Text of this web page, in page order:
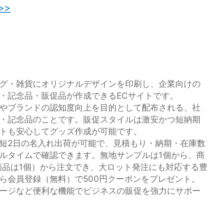
・雑貨にオリジナルデザインを印刷し、企業向けの
記念品・販促品が作成できるECサイトです。
ブランドの認知度向上を目的として配布される、社
記念品のことです。販促スタイルは激安かつ短納期
も安心してグッズ作成が可能です。
2日の名入れ出荷が可能で、見積もり・納期・在庫数
タイムで確認できます。無地サンプルは1個から、商
は1個）から注文でき、大ロット発注にも対応する豊
会員登録（無料）で500円クーポンをプレゼント。
ジなど便利な機能でビジネスの販促を強力にサポー